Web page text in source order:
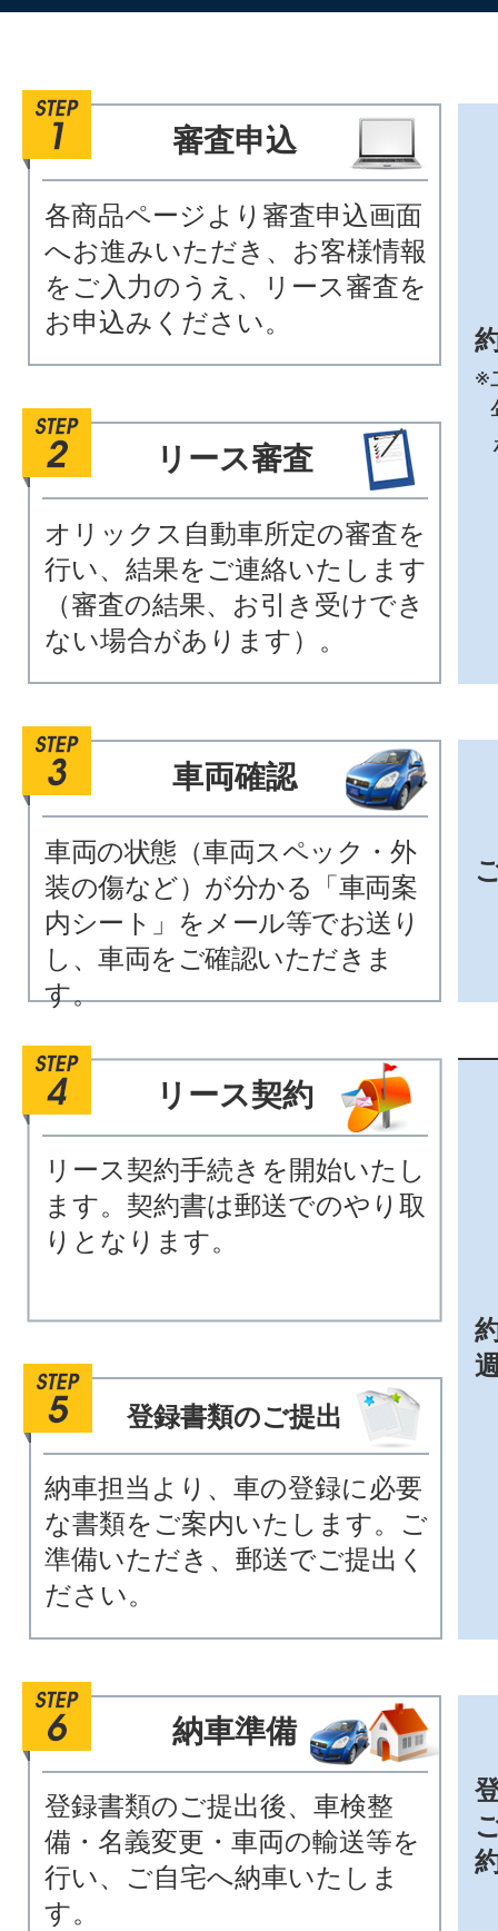
審査申込
各商品ページより審査申込画面
へお進みいただき、お客様情報
をご入力のうえ、リース審査を
お申込みください。
リース審査
オリックス自動車所定の審査を
行い、結果をご連絡いたします
（審査の結果、お引き受けでき
ない場合があります）。
車両確認
車両の状態（車両スペック・外
装の傷など）が分かる「車両案
内シート」をメール等でお送り
し、車両をご確認いただきま
す。
リース契約
リース契約手続きを開始いたし
ます。契約書は郵送でのやり取
りとなります。
登録書類のご提出
納車担当より、車の登録に必要
な書類をご案内いたします。ご
準備いただき、郵送でご提出く
ださい。
納車準備
登録書類のご提出後、車検整
備・名義変更・車両の輸送等を
行い、ご自宅へ納車いたしま
す。
※